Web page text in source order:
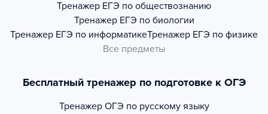
Тренажер ЕГЭ по обществознанию
Тренажер ЕГЭ по биологии
Тренажер ЕГЭ по информатикеТренажер ЕГЭ по физике
Все предметы
Бесплатный тренажер по подготовке к ОГЭ
Тренажер ОГЭ по русскому языку